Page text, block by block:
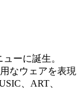
ーに誕生。
なウェアを表現
、ART、